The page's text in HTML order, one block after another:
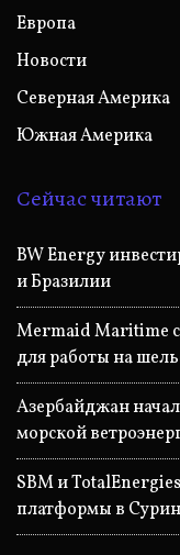
Европа
Новости
Северная Америка
Южная Америка
Сейчас читают
BW Energy
и Бразилии
Mermaid Maritime
для работы на
Азербайджан
морской
SBM и
платформы в